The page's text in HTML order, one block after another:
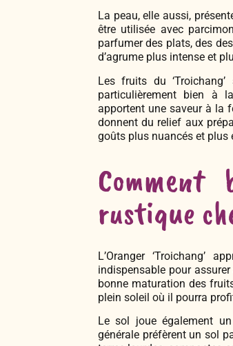
La peau, elle aussi,
être utilisée avec
parfumer des plats, des
d’agrume plus intense et
Les fruits du
particulièrement bien à
apportent une saveur à la
donnent du relief aux
goûts plus nuancés et plus
rustique
L’Oranger ‘Troichang’
indispensable pour
bonne maturation des
plein soleil où il pourra
Le sol joue également
générale préfèrent un sol